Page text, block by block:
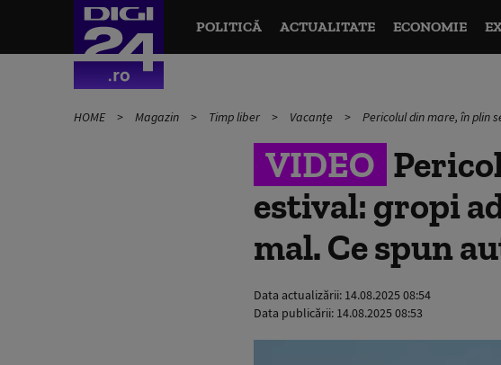
POLITICĂ ACTUALITATE ECONOMIE
HOME Magazin Timp liber Vacanțe Pericolul din mare, în plin
VIDEO
estival: gropi
mal. Ce spun
Data actualizării: 14.08.2025 08:54
Data publicării: 14.08.2025 08:53